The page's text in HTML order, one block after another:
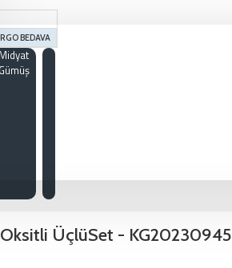
BEDAVA
Midyat
Gümüş
Oksitli ÜçlüSet - KG20230945